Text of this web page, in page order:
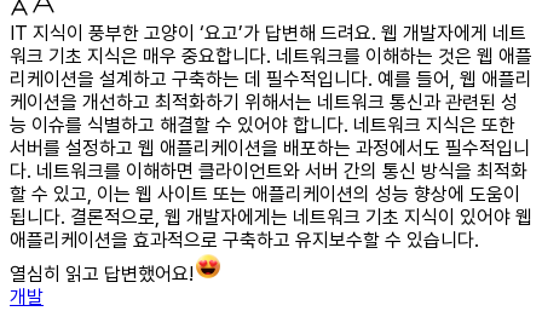
IT 지식이 풍부한 고양이 ‘요고’가 답변해 드려요. 웹 개발자에게 네트
워크 기초 지식은 매우 중요합니다. 네트워크를 이해하는 것은 웹 애플
리케이션을 설계하고 구축하는 데 필수적입니다. 예를 들어, 웹 애플리
케이션을 개선하고 최적화하기 위해서는 네트워크 통신과 관련된 성
능 이슈를 식별하고 해결할 수 있어야 합니다. 네트워크 지식은 또한
서버를 설정하고 웹 애플리케이션을 배포하는 과정에서도 필수적입니
다. 네트워크를 이해하면 클라이언트와 서버 간의 통신 방식을 최적화
할 수 있고, 이는 웹 사이트 또는 애플리케이션의 성능 향상에 도움이
됩니다. 결론적으로, 웹 개발자에게는 네트워크 기초 지식이 있어야 웹
애플리케이션을 효과적으로 구축하고 유지보수할 수 있습니다.
열심히 읽고 답변했어요!
개발